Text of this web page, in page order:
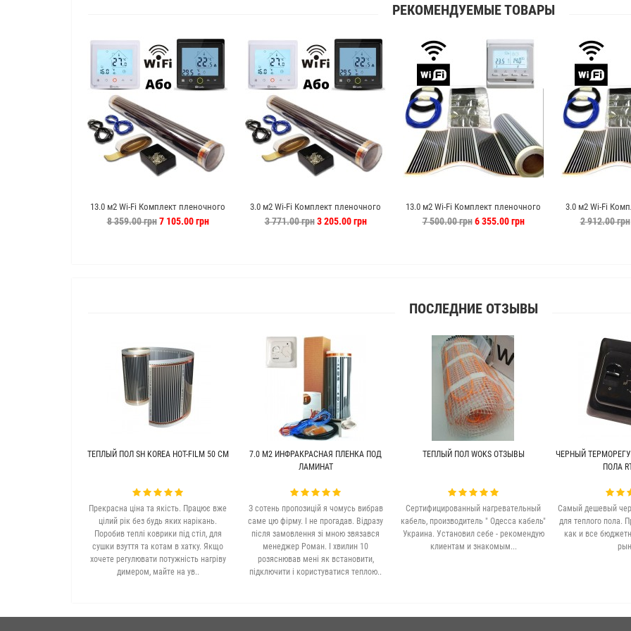
РЕКОМЕНДУЕМЫЕ ТОВАРЫ
13.0 м2 Wi-Fi Комплект пленочного
теплого пола Enerpia c PWT-002
8 359.00 грн7 105.00 грн
3.0 м2 Wi-Fi Комплект пленочного
теплого пола Enerpia c PWT-002
3 771.00 грн3 205.00 грн
13.0 м2 Wi-Fi Комплект пленочного
теплого пола Enerpia
7 500.00 грн6 355.00 грн
3.0 м2 Wi-Fi
теплого
2 912.00 грн
ПОСЛЕДНИЕ ОТЗЫВЫ
ТЕПЛЫЙ ПОЛ SH KOREA HOT-FILM 50 СМ
Прекрасна ціна та якість. Працює вже
цілий рік без будь яких нарікань.
Поробив теплі коврики під стіл, для
сушки взуття та котам в хатку. Якщо
хочете регулювати потужність нагріву
димером, майте на ув..
7.0 М2 ИНФРАКРАСНАЯ ПЛЕНКА ПОД
ЛАМИНАТ
З сотень пропозицій я чомусь вибрав
саме цю фірму. І не прогадав. Відразу
після замовлення зі мною звязався
менеджер Роман. І хвилин 10
розяснював мені як встановити,
підключити і користуватися теплою..
ТЕПЛЫЙ ПОЛ WOKS ОТЗЫВЫ
Сертифицированный нагревательный
кабель, производитель " Одесса кабель"
Украина. Установил себе - рекомендую
клиентам и знакомым...
ЧЕРНЫЙ
ПОЛА
Самый дешевый
для теплого пола.
как и все